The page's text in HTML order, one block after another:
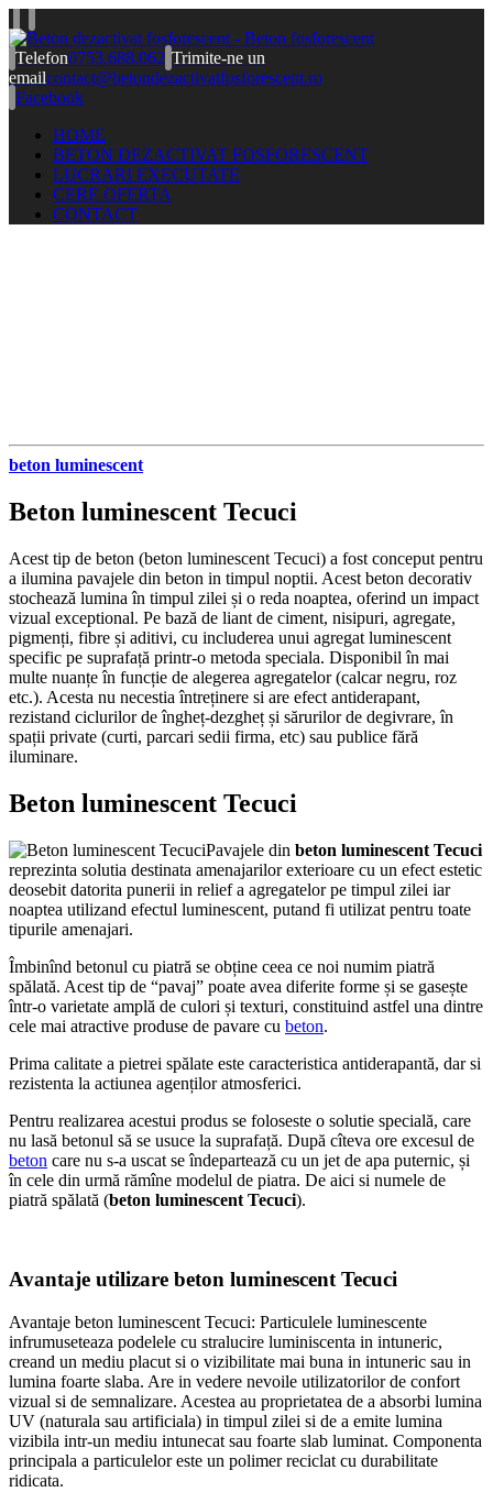
Telefon0753.688.062 Trimite-ne un
emailcontact@betondezactivatfosforescent.ro
Facebook
HOME
BETON DEZACTIVAT FOSFORESCENT
LUCRARI EXECUTATE
CERE OFERTA
CONTACT
beton luminescent
Beton luminescent Tecuci
Acest tip de beton (beton luminescent Tecuci) a fost conceput pentru
a ilumina pavajele din beton in timpul noptii. Acest beton decorativ
stochează lumina în timpul zilei și o reda noaptea, oferind un impact
vizual exceptional. Pe bază de liant de ciment, nisipuri, agregate,
pigmenți, fibre și aditivi, cu includerea unui agregat luminescent
specific pe suprafață printr-o metoda speciala. Disponibil în mai
multe nuanțe în funcție de alegerea agregatelor (calcar negru, roz
etc.). Acesta nu necestia întreținere si are efect antiderapant,
rezistand ciclurilor de îngheț-dezgheț și sărurilor de degivrare, în
spații private (curti, parcari sedii firma, etc) sau publice fără
iluminare.
Beton luminescent Tecuci
Pavajele din beton luminescent Tecuci
reprezinta solutia destinata amenajarilor exterioare cu un efect estetic
deosebit datorita punerii in relief a agregatelor pe timpul zilei iar
noaptea utilizand efectul luminescent, putand fi utilizat pentru toate
tipurile amenajari.
Îmbinînd betonul cu piatră se obține ceea ce noi numim piatră
spălată. Acest tip de “pavaj” poate avea diferite forme și se gasește
într-o varietate amplă de culori și texturi, constituind astfel una dintre
cele mai atractive produse de pavare cu beton.
Prima calitate a pietrei spălate este caracteristica antiderapantă, dar si
rezistenta la actiunea agenților atmosferici.
Pentru realizarea acestui produs se foloseste o solutie specială, care
nu lasă betonul să se usuce la suprafață. După cîteva ore excesul de
beton care nu s-a uscat se îndepartează cu un jet de apa puternic, și
în cele din urmă rămîne modelul de piatra. De aici si numele de
piatră spălată (beton luminescent Tecuci).
Avantaje utilizare beton luminescent Tecuci
Avantaje beton luminescent Tecuci: Particulele luminescente
infrumuseteaza podelele cu stralucire luminiscenta in intuneric,
creand un mediu placut si o vizibilitate mai buna in intuneric sau in
lumina foarte slaba. Are in vedere nevoile utilizatorilor de confort
vizual si de semnalizare. Acestea au proprietatea de a absorbi lumina
UV (naturala sau artificiala) in timpul zilei si de a emite lumina
vizibila intr-un mediu intunecat sau foarte slab luminat. Componenta
principala a particulelor este un polimer reciclat cu durabilitate
ridicata.